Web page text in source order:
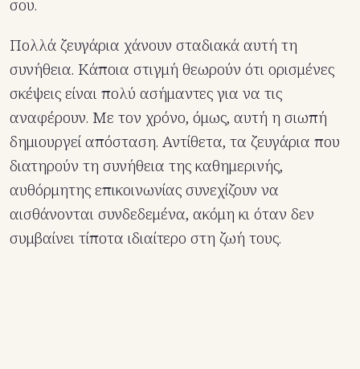
σου.
Πολλά ζευγάρια χάνουν σταδιακά αυτή τη
συνήθεια. Κάποια στιγμή θεωρούν ότι ορισμένες
σκέψεις είναι πολύ ασήμαντες για να τις
αναφέρουν. Με τον χρόνο, όμως, αυτή η σιωπή
δημιουργεί απόσταση. Αντίθετα, τα ζευγάρια που
διατηρούν τη συνήθεια της καθημερινής,
αυθόρμητης επικοινωνίας συνεχίζουν να
αισθάνονται συνδεδεμένα, ακόμη κι όταν δεν
συμβαίνει τίποτα ιδιαίτερο στη ζωή τους.